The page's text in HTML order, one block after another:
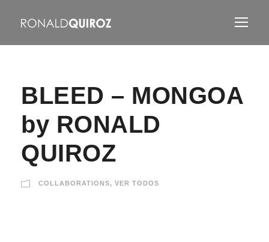
BLEED – MONGOA
by RONALD
QUIROZ
COLLABORATIONS, VER TODOS